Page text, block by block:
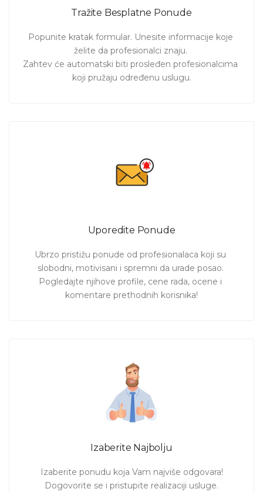
Tražite Besplatne Ponude
Popunite kratak formular. Unesite informacije koje
želite da profesionalci znaju.
Zahtev će automatski biti prosleđen profesionalcima
koji pružaju određenu uslugu.
Uporedite Ponude
Ubrzo pristižu ponude od profesionalaca koji su
slobodni, motivisani i spremni da urade posao.
Pogledajte njihove profile, cene rada, ocene i
komentare prethodnih korisnika!
Izaberite Najbolju
Izaberite ponudu koja Vam najviše odgovara!
Dogovorite se i pristupite realizaciji usluge.